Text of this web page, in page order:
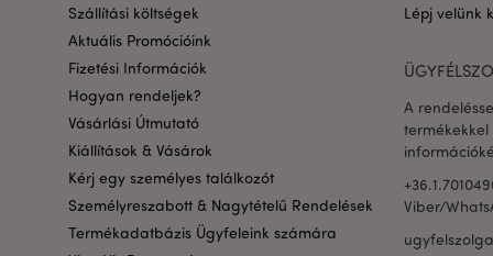
Szállítási költségek
Aktuális Promócióink
Fizetési Információk
Hogyan rendeljek?
Vásárlási Útmutató
Kiállítások & Vásárok
Kérj egy személyes találkozót
Személyreszabott & Nagytételű Rendelések
Termékadatbázis Ügyfeleink számára
Lépj velünk
A
Viber/
searchReport-log
mage-cache-sessid